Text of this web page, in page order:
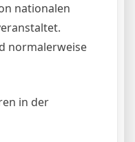
nationalen
normalerweise
in der